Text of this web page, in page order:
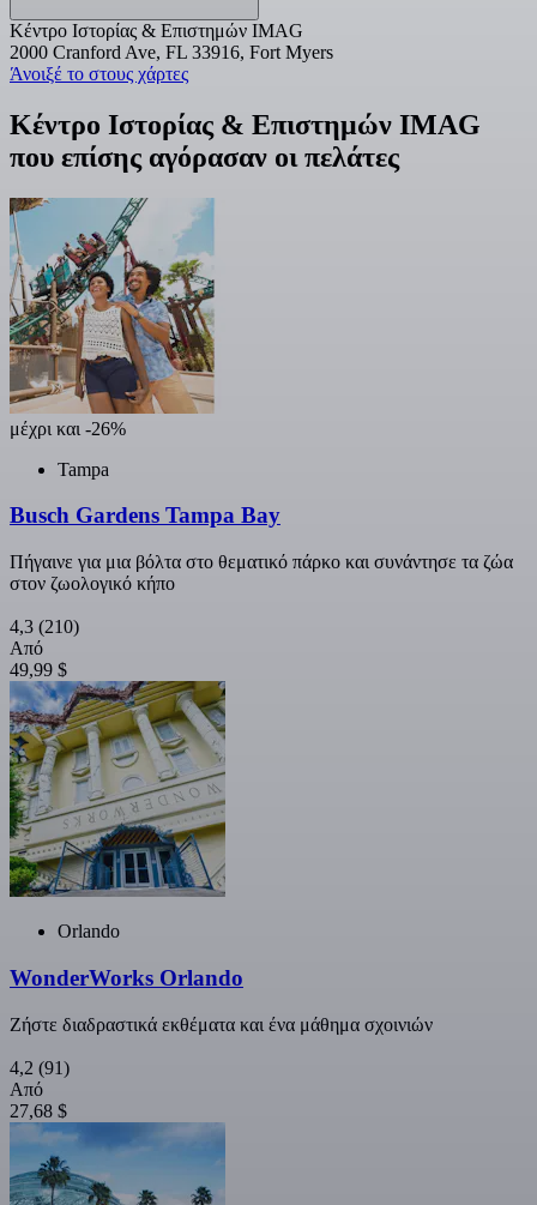
Κέντρο Ιστορίας & Επιστημών IMAG
2000 Cranford Ave, FL 33916, Fort Myers
Άνοιξέ το στους χάρτες
Κέντρο Ιστορίας & Επιστημών IMAG
που επίσης αγόρασαν οι πελάτες
μέχρι και -26%
Tampa
Busch Gardens Tampa Bay
Πήγαινε για μια βόλτα στο θεματικό πάρκο και συνάντησε τα ζώα
στον ζωολογικό κήπο
4,3 (210)
Από
49,99 $
Orlando
WonderWorks Orlando
Ζήστε διαδραστικά εκθέματα και ένα μάθημα σχοινιών
4,2 (91)
Από
27,68 $